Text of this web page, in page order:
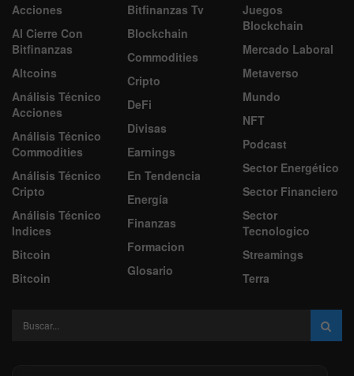
Acciones
Al Cierre Con
Bitfinanzas
Altcoins
Análisis Técnico
Acciones
Análisis Técnico
Commodities
Análisis Técnico
Cripto
Análisis Técnico
Indices
Bitcoin
Bitcoin
Bitfinanzas Tv
Blockchain
Commodities
Cripto
DeFi
Divisas
Earnings
En Tendencia
Energía
Finanzas
Formacion
Glosario
Juegos
Blockchain
Mercado Laboral
Metaverso
Mundo
NFT
Podcast
Sector Energético
Sector Financiero
Sector
Tecnologico
Streamings
Terra